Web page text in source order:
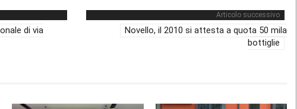
di via
Articolo successivo
Novello, il 2010 si attesta a quota 50 mila
bottiglie